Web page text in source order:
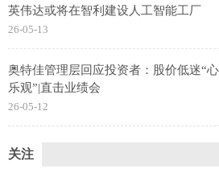
英伟达或将在智利建设人工智能工厂
26-05-13
奥特佳管理层回应投资者：股价低迷“
乐观”|直击业绩会
26-05-12
关注